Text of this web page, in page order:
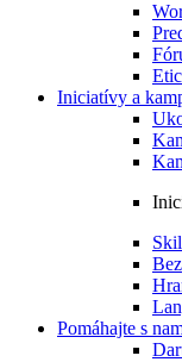
Iniciatívy a
Pomáhajte s